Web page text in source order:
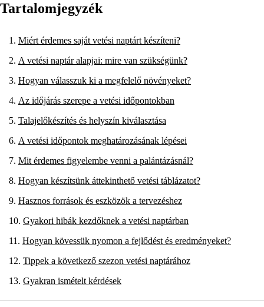
Tartalomjegyzék
Miért érdemes saját vetési naptárt készíteni?
A vetési naptár alapjai: mire van szükségünk?
Hogyan válasszuk ki a megfelelő növényeket?
Az időjárás szerepe a vetési időpontokban
Talajelőkészítés és helyszín kiválasztása
A vetési időpontok meghatározásának lépései
Mit érdemes figyelembe venni a palántázásnál?
Hogyan készítsünk áttekinthető vetési táblázatot?
Hasznos források és eszközök a tervezéshez
Gyakori hibák kezdőknek a vetési naptárban
Hogyan kövessük nyomon a fejlődést és eredményeket?
Tippek a következő szezon vetési naptárához
Gyakran ismételt kérdések